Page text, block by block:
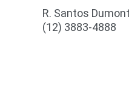
R. Santos
(12) 3883-4888